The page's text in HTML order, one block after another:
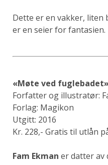
Dette er en vakker, liten
er en seier for fantasien.
«Møte ved fuglebadet»
Forfatter og illustratør:
Forlag: Magikon
Utgitt: 2016
Kr. 228,- Gratis til utlån
Fam Ekman er datter av